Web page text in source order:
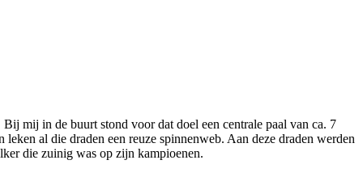
mij in de buurt stond voor dat doel een centrale paal van ca. 7
al die draden een reuze spinnenweb. Aan deze draden werden
die zuinig was op zijn kampioenen.